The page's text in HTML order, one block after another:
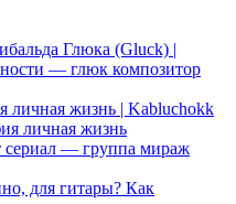
Глюка (Gluck) |
— глюк композитор
личная жизнь | Kabluchokk
личная жизнь
— группа мираж
для гитары? Как